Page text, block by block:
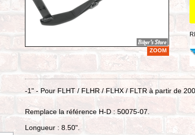
ZOOM
-1" - Pour FLHT / FLHR / FLHX / FLTR à partir de
Remplace la référence H-D : 50075-07.
Longueur : 8.50".